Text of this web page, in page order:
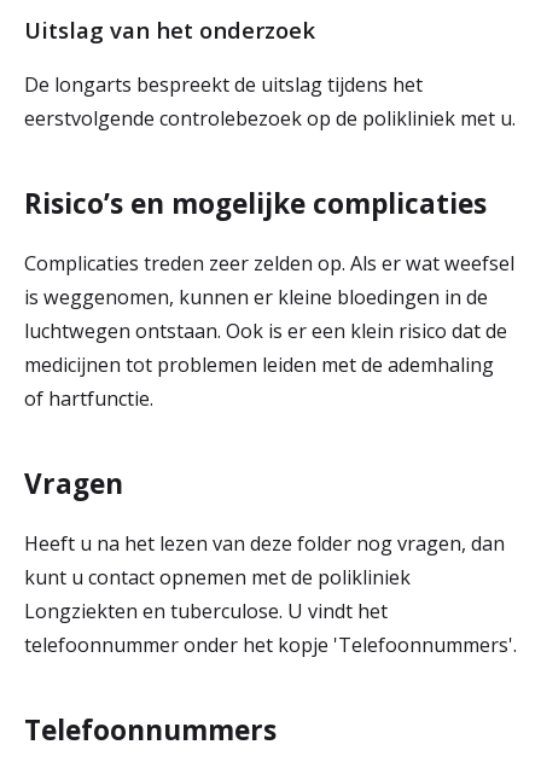
Uitslag van het onderzoek
De longarts bespreekt de uitslag tijdens het
eerstvolgende controlebezoek op de polikliniek met u.
Risico’s en mogelijke complicaties
Complicaties treden zeer zelden op. Als er wat weefsel
is weggenomen, kunnen er kleine bloedingen in de
luchtwegen ontstaan. Ook is er een klein risico dat de
medicijnen tot problemen leiden met de ademhaling
of hartfunctie.
Vragen
Heeft u na het lezen van deze folder nog vragen, dan
kunt u contact opnemen met de polikliniek
Longziekten en tuberculose. U vindt het
telefoonnummer onder het kopje 'Telefoonnummers'.
Telefoonnummers